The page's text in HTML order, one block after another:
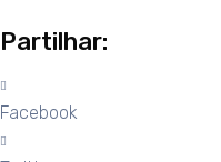
Partilhar:
Facebook